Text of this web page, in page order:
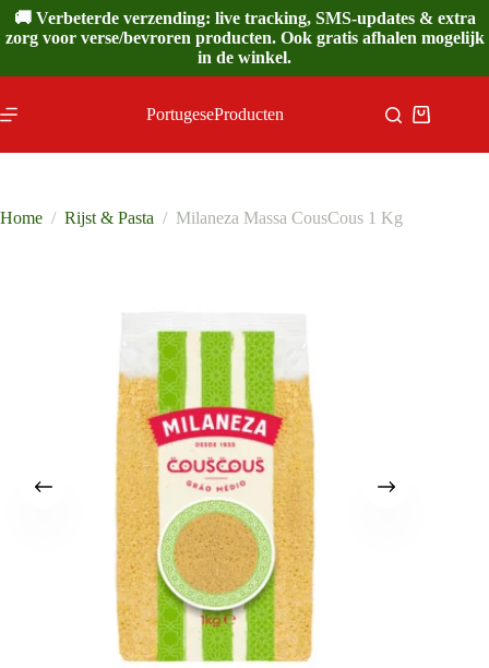
Ga
naar
de
🚚 Verbeterde verzending: live tracking, SMS-updates & extra
zorg voor verse/bevroren producten. Ook gratis afhalen mogelijk
in de winkel.
PortugeseProducten
Home / Rijst & Pasta / Milaneza Massa CousCous 1 Kg